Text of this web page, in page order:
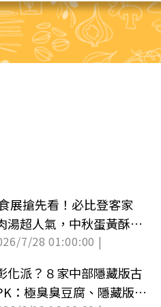
展搶先看！必比登客家
湯超人氣，中秋蛋黃酥推
7/28 01:00:00 |
化派？８家中部隱藏版古
：極臭臭豆腐、隱藏版三